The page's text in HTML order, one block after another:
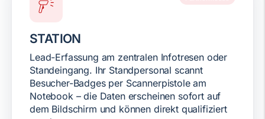
STATION
Lead-Erfassung am zentralen Infotresen oder
Standeingang. Ihr Standpersonal scannt
Besucher-Badges per Scannerpistole am
Notebook – die Daten erscheinen sofort auf
dem Bildschirm und können direkt qualifiziert